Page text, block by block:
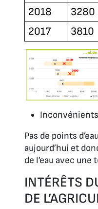
2018
3280
2017
3810
Inconvénients
Pas de points
aujourd’hui et
de l’eau avec une
INTÉRÊTS
DE